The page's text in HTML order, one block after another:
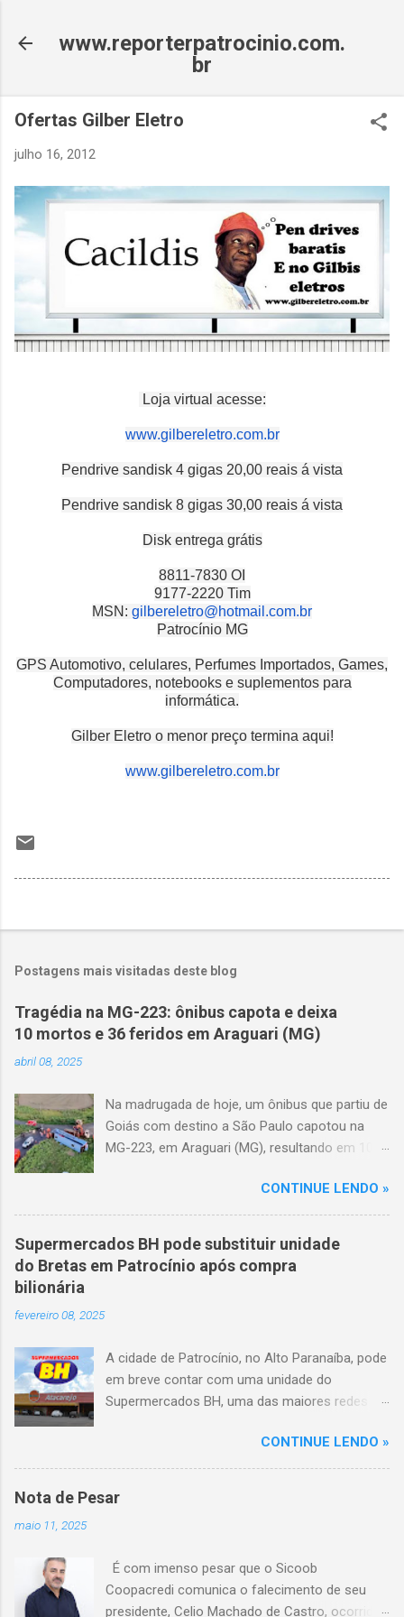
www.reporterpatrocinio.com.
br
Ofertas Gilber Eletro
julho 16, 2012
Loja virtual acesse:
www.gilbereletro.com.br
Pendrive sandisk 4 gigas 20,00 reais á vista
Pendrive sandisk 8 gigas 30,00 reais á vista
Disk entrega grátis
8811-7830 OI
9177-2220 Tim
MSN: gilbereletro@hotmail.com.br
Patrocínio MG
GPS Automotivo, celulares, Perfumes Importados, Games,
Computadores, notebooks e suplementos para
informática.
Gilber Eletro o menor preço termina aqui!
www.gilbereletro.com.br
Postagens mais visitadas deste blog
Tragédia na MG-223: ônibus capota e deixa
10 mortos e 36 feridos em Araguari (MG)
abril 08, 2025
Na madrugada de hoje, um ônibus que partiu de
Goiás com destino a São Paulo capotou na
MG-223, em Araguari (MG), resultando em 10
volta das 3h40, próximo ao trevo de Queixinho,
quando o motorista perdeu o controle do
veículo, atravessou o canteiro central e
capotou em uma alça de acesso. Entre as
vítimas fatais, há duas crianças de
CONTINUE LENDO »
Supermercados BH pode substituir unidade
do Bretas em Patrocínio após compra
bilionária
fevereiro 08, 2025
A cidade de Patrocínio, no Alto Paranaíba, pode
em breve contar com uma unidade do
Supermercados BH, uma das maiores redes do
o braço mineiro da rede Bretas por R$ 716
milhões, conforme anunciado na última sexta-
Guimarães, 455, no bairro Santo Antônio. Com
a aquisição, existe a possibilidade de que essa
CONTINUE LENDO »
Nota de Pesar
maio 11, 2025
É com imenso pesar que o Sicoob
Coopacredi comunica o falecimento de seu
presidente, Celio Machado de Castro, ocorrido